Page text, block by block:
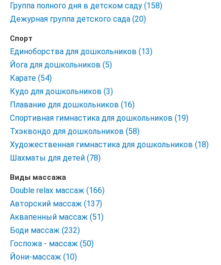
Группа полного дня в детском саду (158)
Дежурная группа детского сада (20)
Спорт
Единоборства для дошкольников (13)
Йога для дошкольников (5)
Карате (54)
Кудо для дошкольников (3)
Плавание для дошкольников (16)
Спортивная гимнастика для дошкольников (19)
Тхэквондо для дошкольников (58)
Художественная гимнастика для дошкольников (18)
Шахматы для детей (78)
Виды массажа
Double relax массаж (166)
Авторский массаж (137)
Аквапенный массаж (51)
Боди массаж (232)
Госпожа - массаж (50)
Йони-массаж (10)